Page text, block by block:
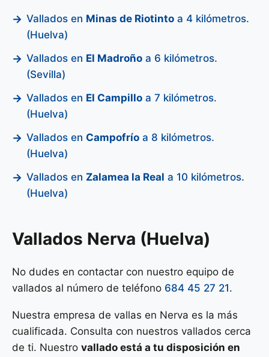
Vallados en Minas de Riotinto a 4 kilómetros.
(Huelva)
Vallados en El Madroño a 6 kilómetros.
(Sevilla)
Vallados en El Campillo a 7 kilómetros.
(Huelva)
Vallados en Campofrío a 8 kilómetros.
(Huelva)
Vallados en Zalamea la Real a 10 kilómetros.
(Huelva)
Vallados Nerva (Huelva)
No dudes en contactar con nuestro equipo de
vallados al número de teléfono 684 45 27 21.
Nuestra empresa de vallas en Nerva es la más
cualificada. Consulta con nuestros vallados cerca
de ti. Nuestro vallado está a tu disposición en